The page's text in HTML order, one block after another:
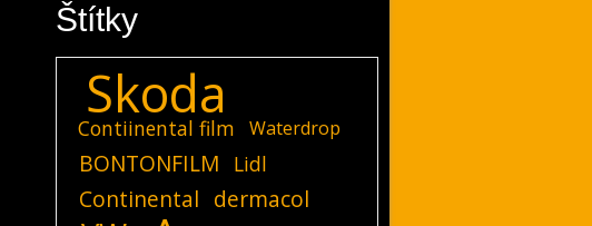
Štítky
Skoda
Contiinental film Waterdrop
BONTONFILM Lidl
Continental dermacol